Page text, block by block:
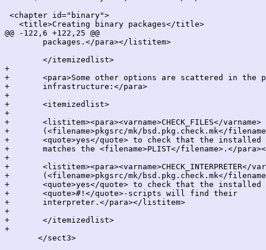
<chapter id="binary">
   <title>Creating binary packages</title>
@@ -122,6 +122,25 @@
+
+	<para>Some other options are scattered in the pkgsrc
+	infrastructure:</para>
+
+	<itemizedlist>
+
+	<listitem><para><varname>CHECK_FILES</varname>
+	(<filename>pkgsrc/mk/bsd.pkg.check.mk</filename>) can be set to
+	<quote>yes</quote> to check that the installed set of files
+	matches the <filename>PLIST</filename>.</para></listitem>
+
+	<listitem><para><varname>CHECK_INTERPRETER</varname>
+	(<filename>pkgsrc/mk/bsd.pkg.check.mk</filename>) can be set to
+	<quote>yes</quote> to check that the installed
+	<quote>#!</quote>-scripts will find their
+	interpreter.</para></listitem>
+
+	</itemizedlist>
+
       </sect3>